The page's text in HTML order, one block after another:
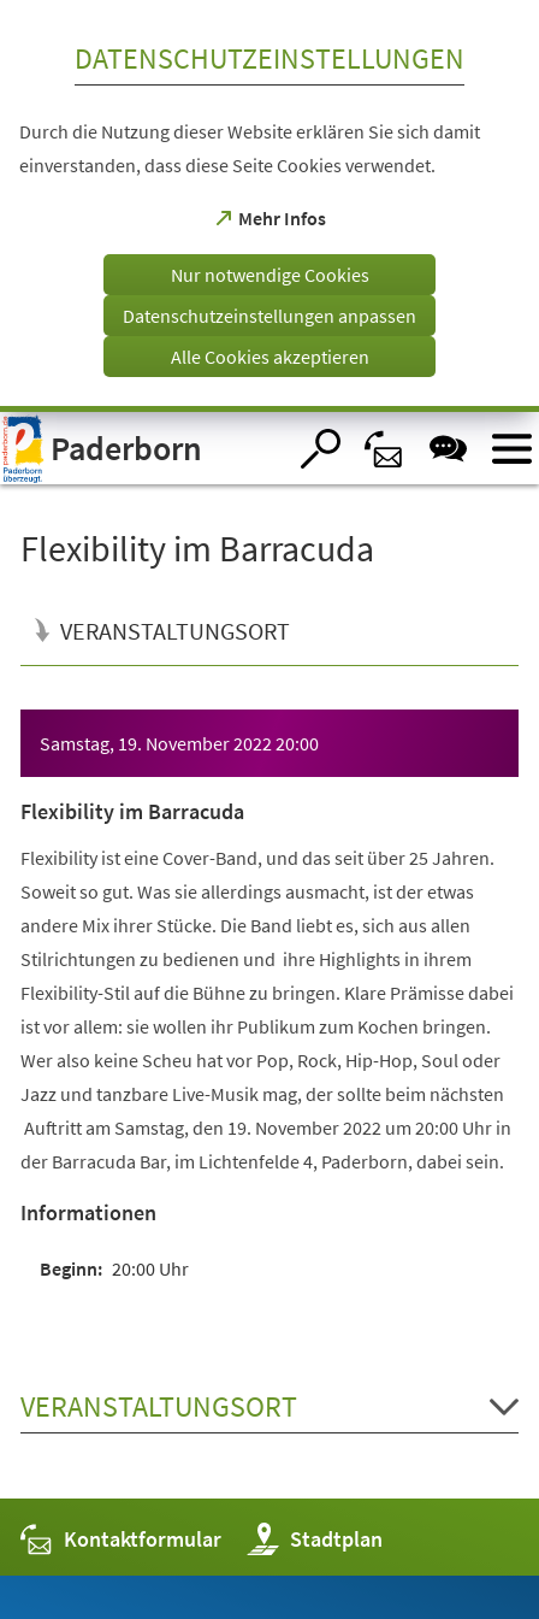
Visuelle
Assistenzsoftware
öffnen.
DATENSCHUTZEINSTELLUNGEN
Durch die Nutzung dieser Website erklären Sie sich damit
einverstanden, dass diese Seite Cookies verwendet.
Mehr Infos
(Öffnet
einem
Tab)
Nur notwendige Cookies
Datenschutzeinstellungen anpassen
Alle Cookies akzeptieren
Paderborn
Flexibility im Barracuda
VERANSTALTUNGSORT
Samstag, 19. November 2022 20:00
Flexibility im Barracuda
Flexibility ist eine Cover-Band, und das seit über 25 Jahren.
Soweit so gut. Was sie allerdings ausmacht, ist der etwas
andere Mix ihrer Stücke. Die Band liebt es, sich aus allen
Stilrichtungen zu bedienen und ihre Highlights in ihrem
Flexibility-Stil auf die Bühne zu bringen. Klare Prämisse dabei
ist vor allem: sie wollen ihr Publikum zum Kochen bringen.
Wer also keine Scheu hat vor Pop, Rock, Hip-Hop, Soul oder
Jazz und tanzbare Live-Musik mag, der sollte beim nächsten
Auftritt am Samstag, den 19. November 2022 um 20:00 Uhr in
der Barracuda Bar, im Lichtenfelde 4, Paderborn, dabei sein.
Informationen
20:00 Uhr
VERANSTALTUNGSORT
Kontaktformular Stadtplan
(Öffnet
in
einem